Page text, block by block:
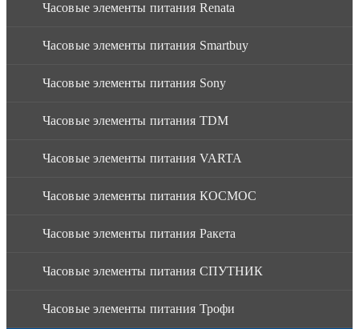
Часовые элементы питания Renata
Часовые элементы питания Smartbuy
Часовые элементы питания Sony
Часовые элементы питания TDM
Часовые элементы питания VARTA
Часовые элементы питания КОСМОС
Часовые элементы питания Ракета
Часовые элементы питания СПУТНИК
Часовые элементы питания Трофи